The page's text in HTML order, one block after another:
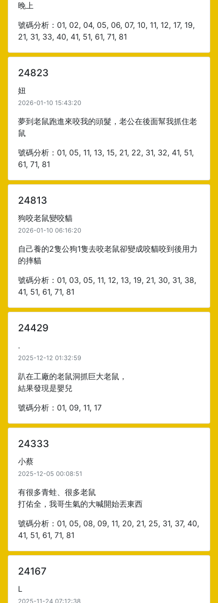
晚上
號碼分析：01, 02, 04, 05, 06, 07, 10, 11, 12, 17, 19,
21, 31, 33, 40, 41, 51, 61, 71, 81
24823
妞
2026-01-10 15:43:20
夢到老鼠跑進來咬我的頭髮，老公在後面幫我抓住老
鼠
號碼分析：01, 05, 11, 13, 15, 21, 22, 31, 32, 41, 51,
61, 71, 81
24813
狗咬老鼠變咬貓
2026-01-10 06:16:20
自己養的2隻公狗1隻去咬老鼠卻變成咬貓咬到後用力
的摔貓
號碼分析：01, 03, 05, 11, 12, 13, 19, 21, 30, 31, 38,
41, 51, 61, 71, 81
24429
.
2025-12-12 01:32:59
趴在工廠的老鼠洞抓巨大老鼠，
結果發現是嬰兒
號碼分析：01, 09, 11, 17
24333
小蔡
2025-12-05 00:08:51
有很多青蛙、很多老鼠
打佑全，我哥生氣的大喊開始丟東西
號碼分析：01, 05, 08, 09, 11, 20, 21, 25, 31, 37, 40,
41, 51, 61, 71, 81
24167
L
2025-11-24 07:12:38